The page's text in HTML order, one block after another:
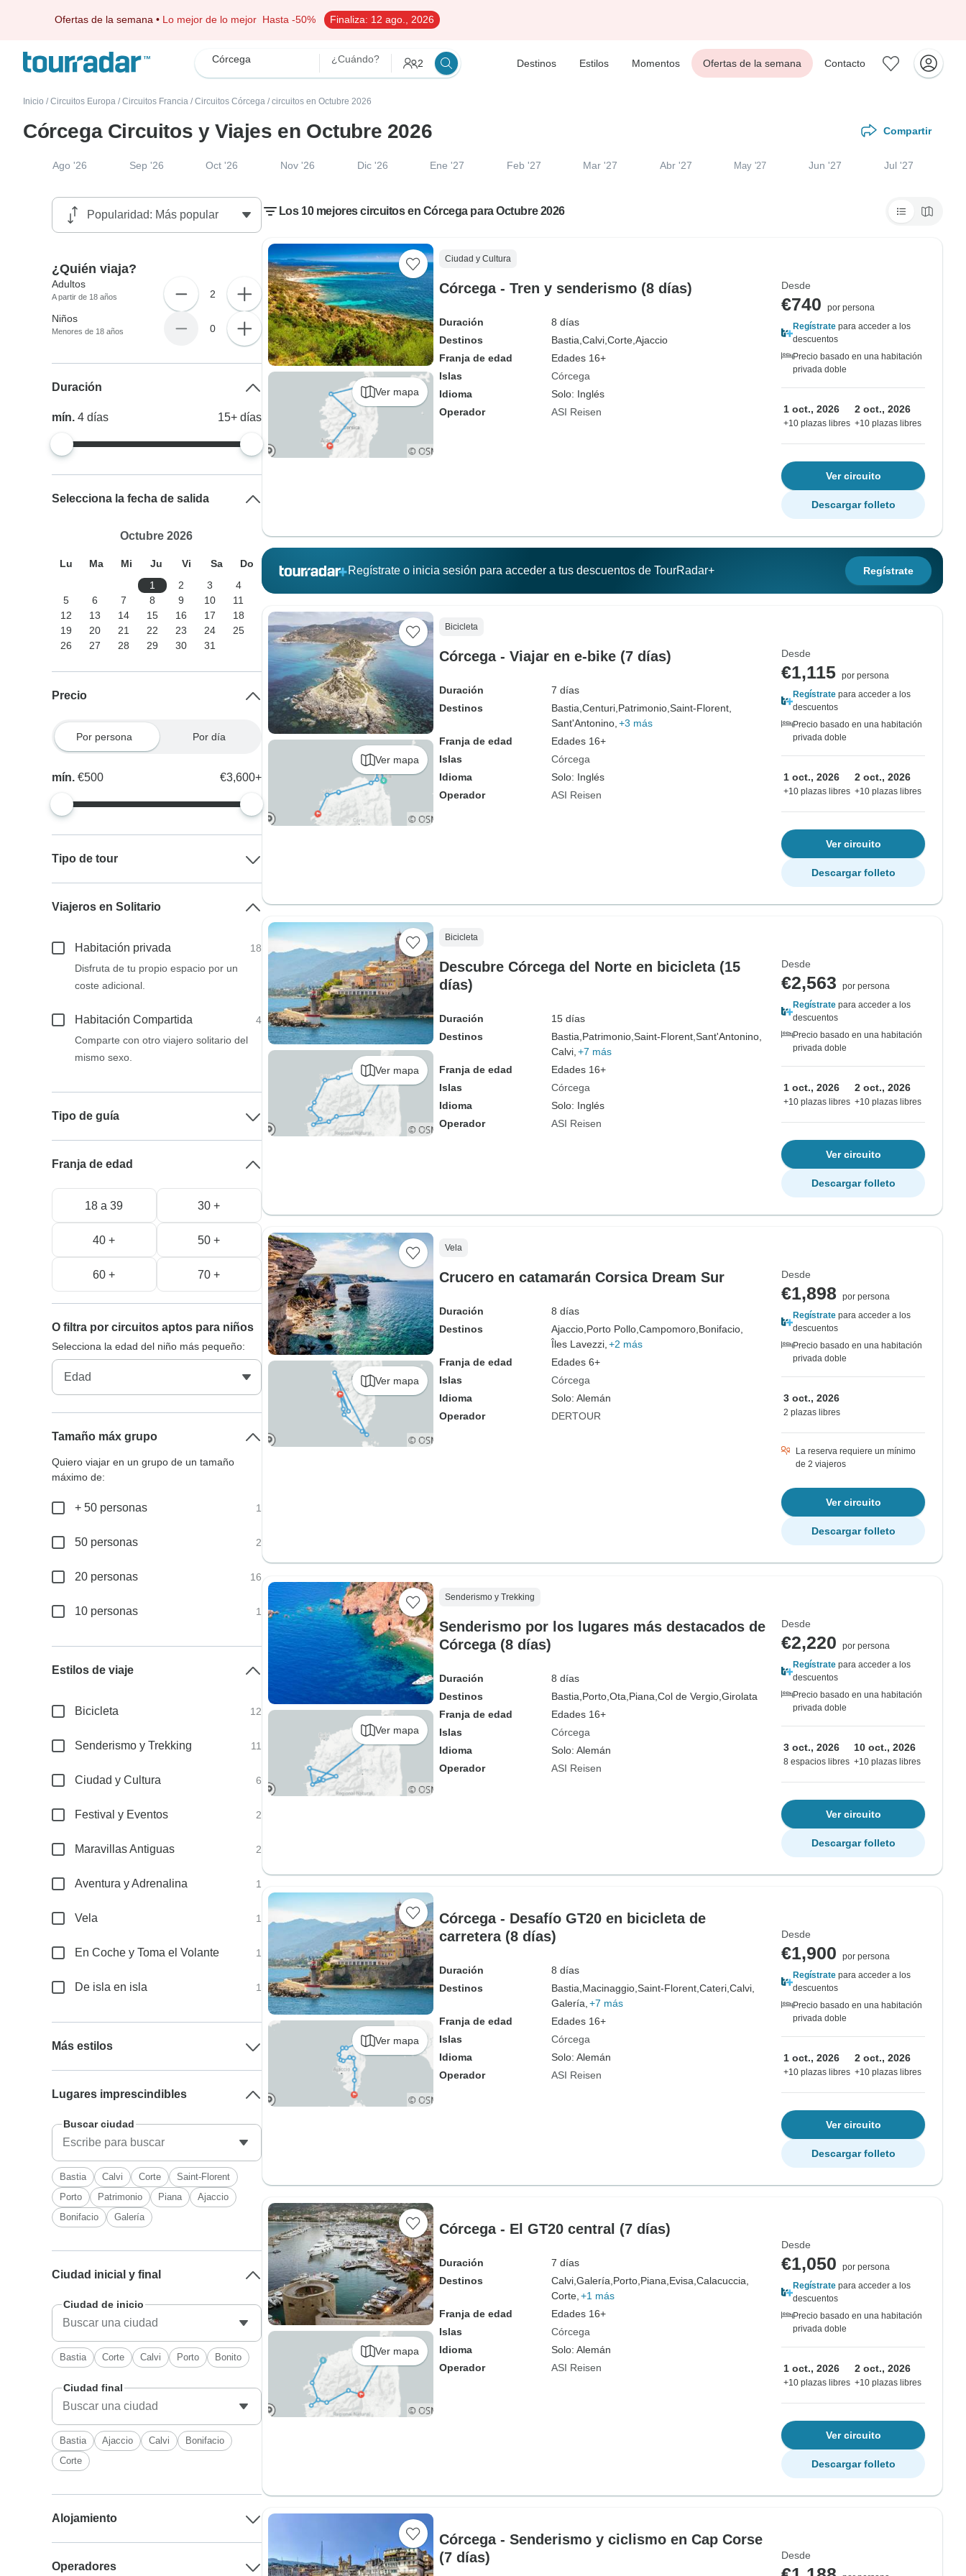
Ofertas de la semana • Lo mejor de lo mejor Hasta -50% Finaliza: 12 ago., 2026
Córcega ¿Cuándo? 2 Destinos Estilos Momentos Ofertas de la semana Contacto
Inicio / Circuitos Europa / Circuitos Francia / Circuitos Córcega / circuitos en Octubre 2026
Córcega Circuitos y Viajes en Octubre 2026 Compartir
Ago '26 Sep '26 Oct '26 Nov '26 Dic '26 Ene '27 Feb '27 Mar '27 Abr '27 May '27 Jun '27 Jul '27
Los 10 mejores circuitos en Córcega para Octubre 2026
Ver mapa
Ciudad y Cultura
Córcega - Tren y senderismo (8 días)
Duración
8 días
Destinos
Bastia, Calvi, Corte, Ajaccio
Franja de edad
Edades 16+
Islas
Córcega
Idioma
Solo: Inglés
Operador
ASI Reisen
Desde
€740
por persona
Regístrate para acceder a los
descuentos
Precio basado en una habitación
privada doble
1 oct., 2026
+10 plazas libres
2 oct., 2026
+10 plazas libres
Ver circuito
Descargar folleto
Regístrate o inicia sesión para acceder a tus descuentos de TourRadar+ Regístrate
Ver mapa
Bicicleta
Córcega - Viajar en e-bike (7 días)
Duración
7 días
Destinos
Bastia, Centuri, Patrimonio, Saint-Florent,
Sant'Antonino, +3 más
Franja de edad
Edades 16+
Islas
Córcega
Idioma
Solo: Inglés
Operador
ASI Reisen
Desde
€1,115 por persona
Regístrate para acceder a los
descuentos
Precio basado en una habitación
privada doble
1 oct., 2026
+10 plazas libres
2 oct., 2026
+10 plazas libres
Ver circuito
Descargar folleto
Ver mapa
Bicicleta
Descubre Córcega del Norte en bicicleta (15
días)
Duración
15 días
Destinos
Bastia, Patrimonio, Saint-Florent, Sant'Antonino,
Calvi, +7 más
Franja de edad
Edades 16+
Islas
Córcega
Idioma
Solo: Inglés
Operador
ASI Reisen
Desde
€2,563
por persona
Regístrate para acceder a los
descuentos
Precio basado en una habitación
privada doble
1 oct., 2026
+10 plazas libres
2 oct., 2026
+10 plazas libres
Ver circuito
Descargar folleto
Ver mapa
Vela
Crucero en catamarán Corsica Dream Sur
Duración
8 días
Destinos
Ajaccio, Porto Pollo, Campomoro, Bonifacio,
Îles Lavezzi, +2 más
Franja de edad
Edades 6+
Islas
Córcega
Idioma
Solo: Alemán
Operador
DERTOUR
Desde
€1,898
por persona
Regístrate para acceder a los
descuentos
Precio basado en una habitación
privada doble
3 oct., 2026
2 plazas libres
La reserva requiere un mínimo
de 2 viajeros
Ver circuito
Descargar folleto
Ver mapa
Senderismo y Trekking
Senderismo por los lugares más destacados de
Córcega (8 días)
Duración
8 días
Destinos
Bastia, Porto, Ota, Piana, Col de Vergio, Girolata
Franja de edad
Edades 16+
Islas
Córcega
Idioma
Solo: Alemán
Operador
ASI Reisen
Desde
€2,220
por persona
Regístrate para acceder a los
descuentos
Precio basado en una habitación
privada doble
3 oct., 2026
8 espacios libres
10 oct., 2026
+10 plazas libres
Ver circuito
Descargar folleto
Ver mapa
Córcega - Desafío GT20 en bicicleta de
carretera (8 días)
Duración
8 días
Destinos
Bastia, Macinaggio, Saint-Florent, Cateri, Calvi,
Galería, +7 más
Franja de edad
Edades 16+
Islas
Córcega
Idioma
Solo: Alemán
Operador
ASI Reisen
Desde
€1,900
por persona
Regístrate para acceder a los
descuentos
Precio basado en una habitación
privada doble
1 oct., 2026
+10 plazas libres
2 oct., 2026
+10 plazas libres
Ver circuito
Descargar folleto
Ver mapa
Córcega - El GT20 central (7 días)
Duración
7 días
Destinos
Calvi, Galería, Porto, Piana, Evisa, Calacuccia,
Corte, +1 más
Franja de edad
Edades 16+
Islas
Córcega
Idioma
Solo: Alemán
Operador
ASI Reisen
Desde
€1,050
por persona
Regístrate para acceder a los
descuentos
Precio basado en una habitación
privada doble
1 oct., 2026
+10 plazas libres
2 oct., 2026
+10 plazas libres
Ver circuito
Descargar folleto
Córcega - Senderismo y ciclismo en Cap Corse
(7 días)
Desde
¿Quién viaja?
Adultos
A partir de 18 años 2
Niños
Menores de 18 años 0
Duración
mín.4días 15+ días
Selecciona la fecha de salida
Octubre 2026
Lu Ma Mi Ju Vi Sa
Do
1
2 3
4
5
6 7 8 9 10
11
12
13 14 15 16 17
18
19
20 21 22 23 24
25
26
27 28 29 30 31
Precio
Por persona Por día
mín.€500 €3,600+
Tipo de tour
Viajeros en Solitario
Habitación privada
18
Disfruta de tu propio espacio por un
coste adicional.
Habitación Compartida
4
Comparte con otro viajero solitario del
mismo sexo.
Tipo de guía
Franja de edad
18 a 39 30 +
40 + 50 +
60 + 70 +
O filtra por circuitos aptos para niños
Selecciona la edad del niño más pequeño:
Tamaño máx grupo
Quiero viajar en un grupo de un tamaño
máximo de:
+ 50 personas 1
50 personas 2
20 personas 16
10 personas 1
Estilos de viaje
Bicicleta 12
Senderismo y Trekking 11
Ciudad y Cultura 6
Festival y Eventos 2
Maravillas Antiguas 2
Aventura y Adrenalina 1
Vela 1
En Coche y Toma el Volante 1
De isla en isla 1
Más estilos
Lugares imprescindibles
Buscar ciudad
Bastia Calvi Corte
Saint-Florent
Porto
Patrimonio Piana
Ajaccio
Bonifacio
Galería
Ciudad inicial y final
Ciudad de inicio
Bastia Corte Calvi Porto Bonito
Ciudad final
Bastia Ajaccio Calvi
Bonifacio
Corte
Alojamiento
Operadores